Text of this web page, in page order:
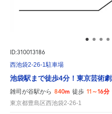
ID:310013186
西池袋2-26-1駐車場
池袋駅まで徒歩4分！東京芸術
雑司が谷駅から 840m 徒歩 11～16分
東京都豊島区西池袋2-26-1